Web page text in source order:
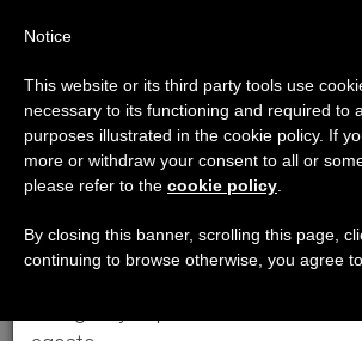
DÍA
Agosto 21st,
ÚLTIMAS NOTICIAS
Aviso importante
Del 27 de julio al 7 de agosto
anual, aprovechando que en el
se generan menos informaciones y
Notice
This website or its third party tools use
necessary to its functioning and required to
purposes illustrated in the cookie policy. If
more or withdraw your consent to all or
please refer to the cookie policy
By closing this banner, scrolling this page,
continuing to browse otherwise, you agree